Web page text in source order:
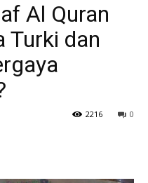
Al Quran
Turki dan
0
2216